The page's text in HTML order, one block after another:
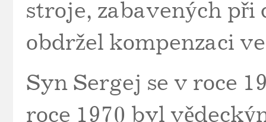
stroje, zabavených při
obdržel kompenzaci
Syn Sergej se v roce
roce 1970 byl